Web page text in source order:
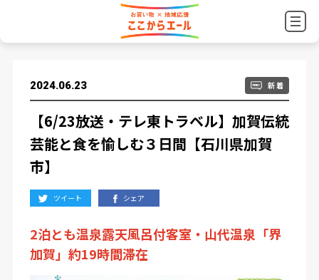
2024.06.23 新 着
【6/23放送・テレ東トラベル】加賀伝統
芸能と食を愉しむ３日間【石川県加賀
市】
ツイート シェア
2泊とも温泉露天風呂付客室・山代温泉「界
加賀」約19時間滞在